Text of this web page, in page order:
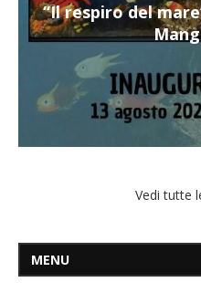
“Il respiro del
Vedi tutte
MENU